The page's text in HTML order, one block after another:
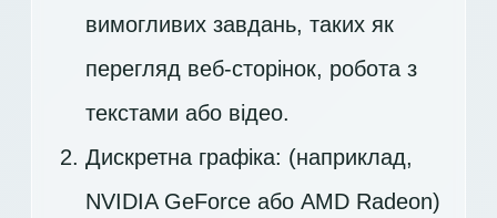
вимогливих завдань, таких як
перегляд веб-сторінок, робота з
текстами або відео.
Дискретна графіка: (наприклад,
NVIDIA GeForce або AMD Radeon)